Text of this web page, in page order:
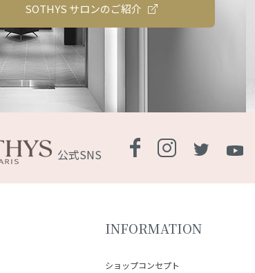
SOTHYS サロンのご紹介
公式SNS
INFORMATION
ショップコンセプト